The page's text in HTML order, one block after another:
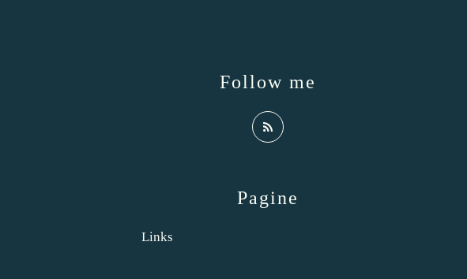
Pagine
Links
Follow me